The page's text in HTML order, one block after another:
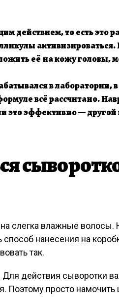
действием, то есть это
активизироваться.
её на кожу головы,
в лаборатории,
всё рассчитано.
это эффективно — другой
слегка влажные волосы.
нанесения на
так.
действия сыворотки
Поэтому просто